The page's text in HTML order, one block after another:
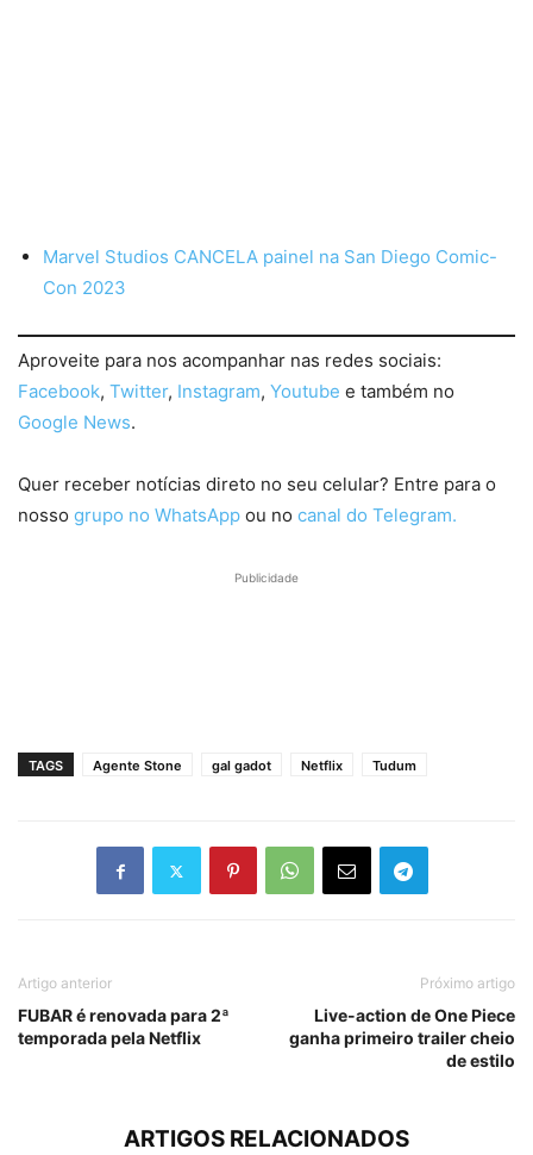
Marvel Studios CANCELA painel na San Diego Comic-
Con 2023
Aproveite para nos acompanhar nas redes sociais:
Facebook, Twitter, Instagram, Youtube e também no
Google News.
Quer receber notícias direto no seu celular? Entre para o
nosso grupo no WhatsApp ou no canal do Telegram.
Publicidade
TAGS Agente Stone gal gadot Netflix Tudum
Artigo anterior
FUBAR é renovada para 2ª
temporada pela Netflix
Próximo artigo
Live-action de One Piece
ganha primeiro trailer cheio
de estilo
ARTIGOS RELACIONADOS